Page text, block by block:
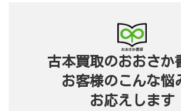
古本買取のおおさか
お客様のこんな悩
お応えします